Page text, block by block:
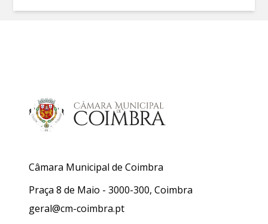
Câmara Municipal de Coimbra
Praça 8 de Maio - 3000-300, Coimbra
geral@cm-coimbra.pt